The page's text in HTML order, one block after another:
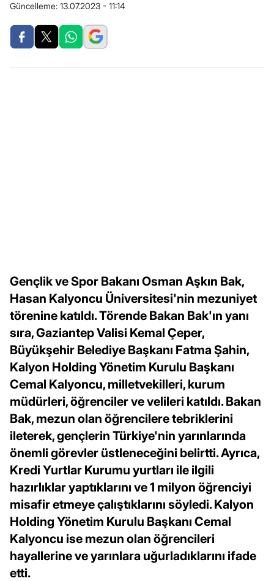
Güncelleme: 13.07.2023 - 11:14
Gençlik ve Spor Bakanı Osman Aşkın Bak,
Hasan Kalyoncu Üniversitesi'nin mezuniyet
törenine katıldı. Törende Bakan Bak'ın yanı
sıra, Gaziantep Valisi Kemal Çeper,
Büyükşehir Belediye Başkanı Fatma Şahin,
Kalyon Holding Yönetim Kurulu Başkanı
Cemal Kalyoncu, milletvekilleri, kurum
müdürleri, öğrenciler ve velileri katıldı. Bakan
Bak, mezun olan öğrencilere tebriklerini
ileterek, gençlerin Türkiye'nin yarınlarında
önemli görevler üstleneceğini belirtti. Ayrıca,
Kredi Yurtlar Kurumu yurtları ile ilgili
hazırlıklar yaptıklarını ve 1 milyon öğrenciyi
misafir etmeye çalıştıklarını söyledi. Kalyon
Holding Yönetim Kurulu Başkanı Cemal
Kalyoncu ise mezun olan öğrencileri
hayallerine ve yarınlara uğurladıklarını ifade
etti.